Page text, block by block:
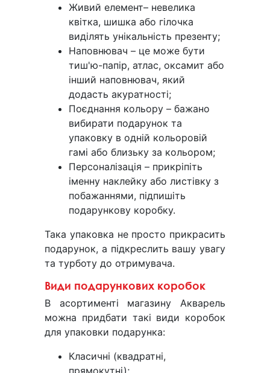
Живий елемент– невелика
квітка, шишка або гілочка
виділять унікальність презенту;
Наповнювач – це може бути
тиш'ю-папір, атлас, оксамит або
інший наповнювач, який
додасть акуратності;
Поєднання кольору – бажано
вибирати подарунок та
упаковку в одній кольоровій
гамі або близьку за кольором;
Персоналізація – прикріпіть
іменну наклейку або листівку з
побажаннями, підпишіть
подарункову коробку.
Така упаковка не просто прикрасить
подарунок, а підкреслить вашу увагу
та турботу до отримувача.
Види подарункових коробок
В асортименті магазину Акварель
можна придбати такі види коробок
для упаковки подарунка:
Класичні (квадратні,